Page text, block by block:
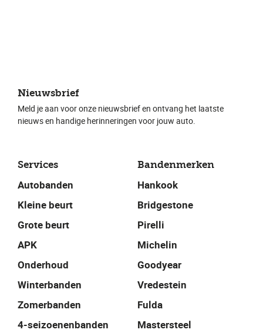
Services
Autobanden
Kleine beurt
Grote beurt
APK
Onderhoud
Winterbanden
Zomerbanden
4-seizoenenbanden
Bandenmerken
Hankook
Bridgestone
Pirelli
Michelin
Goodyear
Vredestein
Fulda
Mastersteel
Nieuwsbrief
Meld je aan voor onze nieuwsbrief en ontvang het laatste
nieuws en handige herinneringen voor jouw auto.